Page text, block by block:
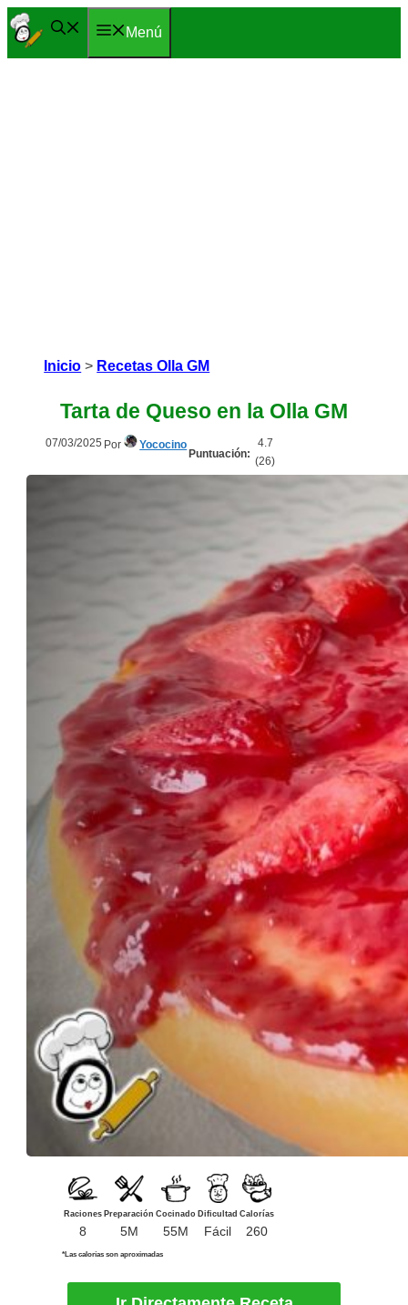
Saltar
al
Menú
Inicio > Recetas Olla GM
Tarta de Queso en la Olla GM
07/03/2025 Por Yococino
Puntuación:
4.7
(26)
Raciones
8
Preparación
5M
Cocinado
55M
Dificultad
Fácil
Calorías
260
*Las calorías son aproximadas